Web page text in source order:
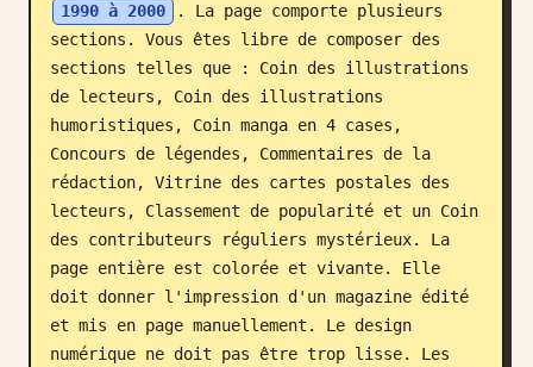
1990 à 2000
. La page comporte plusieurs
sections. Vous êtes libre de composer des
sections telles que : Coin des illustrations
de lecteurs, Coin des illustrations
humoristiques, Coin manga en 4 cases,
Concours de légendes, Commentaires de la
rédaction, Vitrine des cartes postales des
lecteurs, Classement de popularité et un Coin
des contributeurs réguliers mystérieux. La
page entière est colorée et vivante. Elle
doit donner l'impression d'un magazine édité
et mis en page manuellement. Le design
numérique ne doit pas être trop lisse. Les